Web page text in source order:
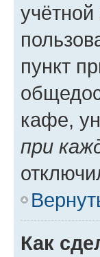
пункт
кафе,
при
Как